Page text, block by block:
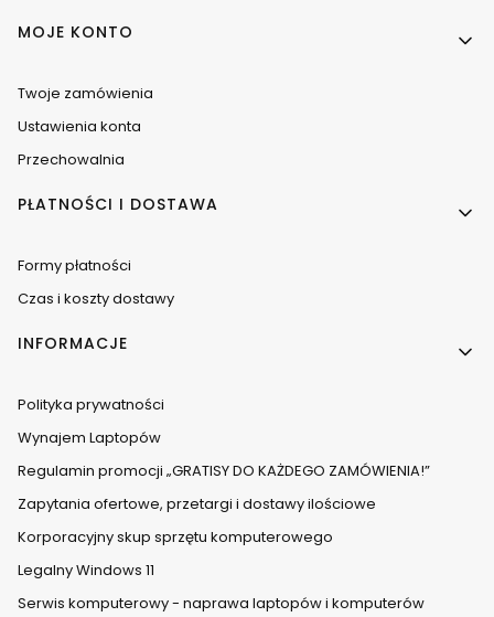
MOJE KONTO
Twoje zamówienia
Ustawienia konta
Przechowalnia
PŁATNOŚCI I DOSTAWA
Formy płatności
Czas i koszty dostawy
INFORMACJE
Polityka prywatności
Wynajem Laptopów
Regulamin promocji „GRATISY DO KAŻDEGO ZAMÓWIENIA!”
Zapytania ofertowe, przetargi i dostawy ilościowe
Korporacyjny skup sprzętu komputerowego
Legalny Windows 11
Serwis komputerowy - naprawa laptopów i komputerów